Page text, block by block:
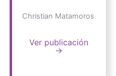
Christian Matamoros
Ver publicación
→